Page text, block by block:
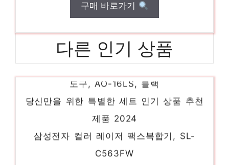
구매 바로가기
다른 인기 상품
아이닉 대용량 에어프라이어 16L + 7종 조리
당신만을 위한 특별한 세트 인기 상품 추천
제품 2024
삼성전자 컬러 레이저 팩스복합기, SL-
C563FW
품절 위기! 빠르게 잡아라! 인기 상품 추천 제